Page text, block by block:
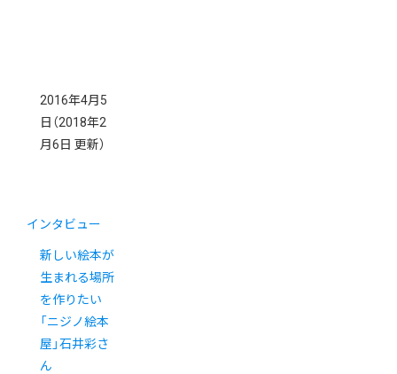
2016年4月5
日 （2018年2
月6日 更新）
インタビュー
新しい絵本が
生まれる場所
を作りたい
「ニジノ絵本
屋」石井彩さ
ん